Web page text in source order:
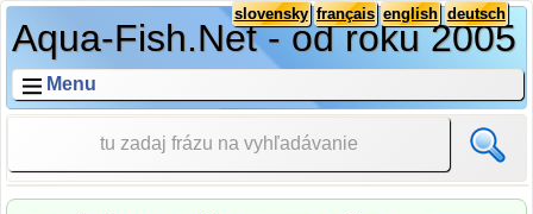
Aqua-Fish.Net - od roku 2005
deutsch
english
français
slovensky
Menu